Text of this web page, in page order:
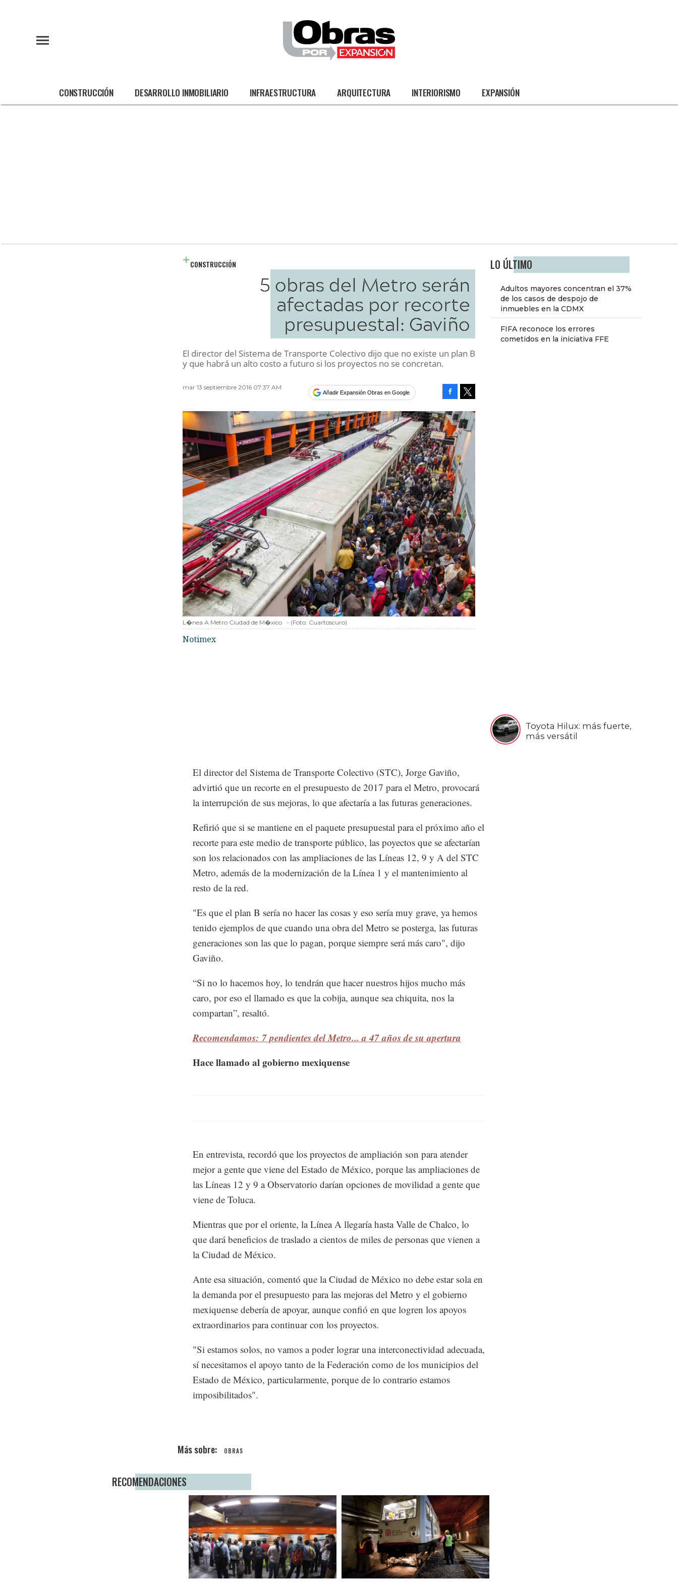
CONSTRUCCIÓN DESARROLLO INMOBILIARIO INFRAESTRUCTURA ARQUITECTURA INTERIORISMO EXPANSIÓN
LO ÚLTIMO
Adultos mayores concentran el 37%
de los casos de despojo de
inmuebles en la CDMX
FIFA reconoce los errores
cometidos en la iniciativa FFE
Toyota Hilux: más fuerte,
más versátil
CONSTRUCCIÓN
5 obras del Metro serán
afectadas por recorte
presupuestal: Gaviño
El director del Sistema de Transporte Colectivo dijo que no existe un plan B
y que habrá un alto costo a futuro si los proyectos no se concretan.
mar 13 septiembre 2016 07:37 AM
Añadir Expansión Obras en Google
L�nea A Metro Ciudad de M�xico - (Foto: Cuartoscuro)
Notimex
El director del Sistema de Transporte Colectivo (STC), Jorge Gaviño,
advirtió que un recorte en el presupuesto de 2017 para el Metro, provocará
la interrupción de sus mejoras, lo que afectaría a las futuras generaciones.
Refirió que si se mantiene en el paquete presupuestal para el próximo año el
recorte para este medio de transporte público, las poyectos que se afectarían
son los relacionados con las ampliaciones de las Líneas 12, 9 y A del STC
Metro, además de la modernización de la Línea 1 y el mantenimiento al
resto de la red.
"Es que el plan B sería no hacer las cosas y eso sería muy grave, ya hemos
tenido ejemplos de que cuando una obra del Metro se posterga, las futuras
generaciones son las que lo pagan, porque siempre será más caro", dijo
Gaviño.
“Si no lo hacemos hoy, lo tendrán que hacer nuestros hijos mucho más
caro, por eso el llamado es que la cobija, aunque sea chiquita, nos la
compartan”, resaltó.
Recomendamos: 7 pendientes del Metro... a 47 años de su apertura
Hace llamado al gobierno mexiquense
En entrevista, recordó que los proyectos de ampliación son para atender
mejor a gente que viene del Estado de México, porque las ampliaciones de
las Líneas 12 y 9 a Observatorio darían opciones de movilidad a gente que
viene de Toluca.
Mientras que por el oriente, la Línea A llegaría hasta Valle de Chalco, lo
que dará beneficios de traslado a cientos de miles de personas que vienen a
la Ciudad de México.
Ante esa situación, comentó que la Ciudad de México no debe estar sola en
la demanda por el presupuesto para las mejoras del Metro y el gobierno
mexiquense debería de apoyar, aunque confió en que logren los apoyos
extraordinarios para continuar con los proyectos.
"Si estamos solos, no vamos a poder lograr una interconectividad adecuada,
sí necesitamos el apoyo tanto de la Federación como de los municipios del
Estado de México, particularmente, porque de lo contrario estamos
imposibilitados".
OBRAS
RECOMENDACIONES